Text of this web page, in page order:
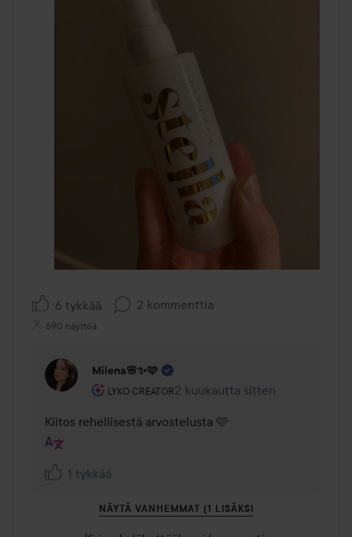
6 tykkää 2 kommenttia
690 näyttöä
Milena🌸✨🩷
LYKO CREATOR
Käyttäjän rooli: Lyko Creator.
2 kuukautta sitten
Kommentti lisättiin 2
Kiitos rehellisestä arvostelusta 🩷
1 tykkää
NÄYTÄ VANHEMMAT (1 LISÄKSI